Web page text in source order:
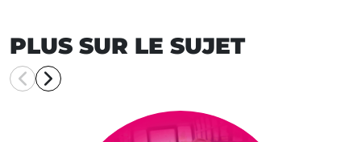
PLUS SUR LE SUJET